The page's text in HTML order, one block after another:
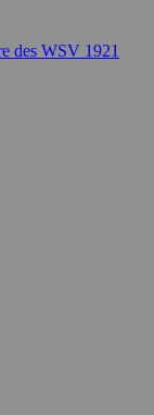
des WSV 1921